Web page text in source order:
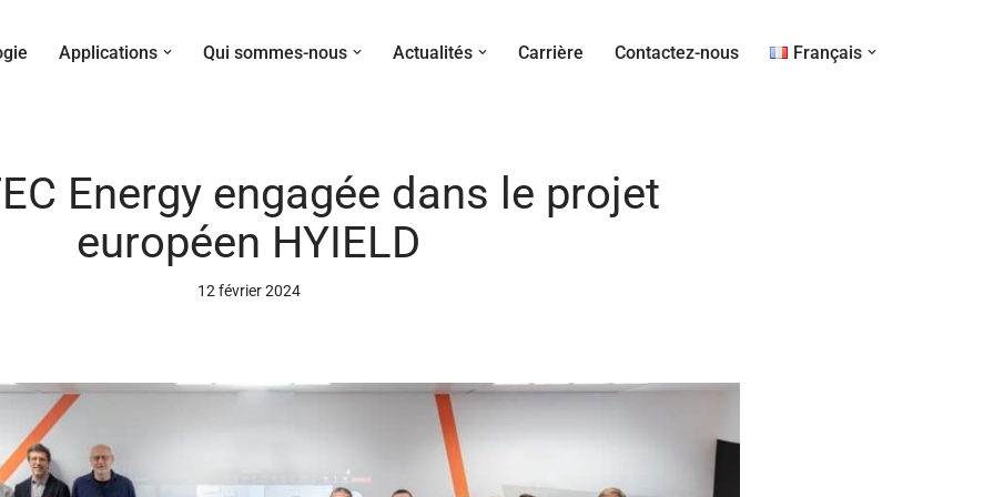
Applications Qui sommes-nous Actualités Carrière Contactez-nous Français
Energy engagée dans le projet
européen HYIELD
12 février 2024